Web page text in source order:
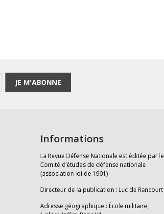
JE M'ABONNE
Informations
La Revue Défense Nationale est éditée par le
Comité d’études de défense nationale
(association loi de 1901)
Directeur de la publication : Luc de Rancourt
Adresse géographique : École militaire,